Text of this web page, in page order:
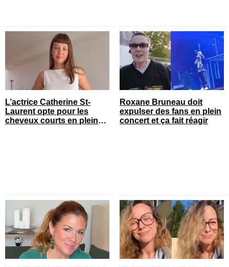
L’actrice Catherine St-
Laurent opte pour les
cheveux courts en pleine
Roxane Bruneau doit
expulser des fans en plein
concert et ça fait réagir